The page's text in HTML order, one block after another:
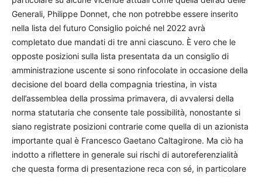
Generali, Philippe Donnet, che non potrebbe essere inserito
nella lista del futuro Consiglio poiché nel 2022 avrà
completato due mandati di tre anni ciascuno. È vero che le
opposte posizioni sulla lista presentata da un consiglio di
amministrazione uscente si sono rinfocolate in occasione della
decisione del board della compagnia triestina, in vista
dell’assemblea della prossima primavera, di avvalersi della
norma statutaria che consente tale possibilità, nonostante si
siano registrate posizioni contrarie come quella di un azionista
importante qual è Francesco Gaetano Caltagirone. Ma ciò ha
indotto a riflettere in generale sui rischi di autoreferenzialità
che questa forma di presentazione reca con sé, in particolare